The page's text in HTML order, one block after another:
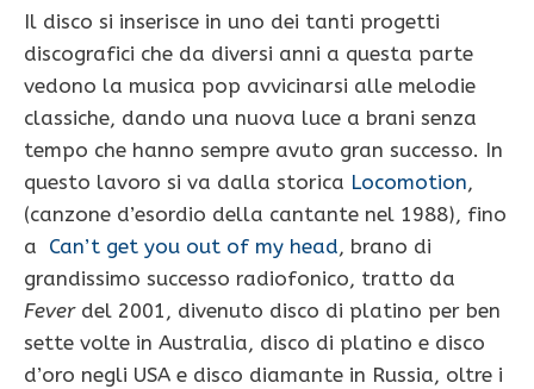
Il disco si inserisce in uno dei tanti progetti
discografici che da diversi anni a questa parte
vedono la musica pop avvicinarsi alle melodie
classiche, dando una nuova luce a brani senza
tempo che hanno sempre avuto gran successo. In
questo lavoro si va dalla storica Locomotion,
(canzone d’esordio della cantante nel 1988), fino
a Can’t get you out of my head, brano di
grandissimo successo radiofonico, tratto da
Feverdel 2001, divenuto disco di platino per ben
sette volte in Australia, disco di platino e disco
d’oro negli USA e disco diamante in Russia, oltre i